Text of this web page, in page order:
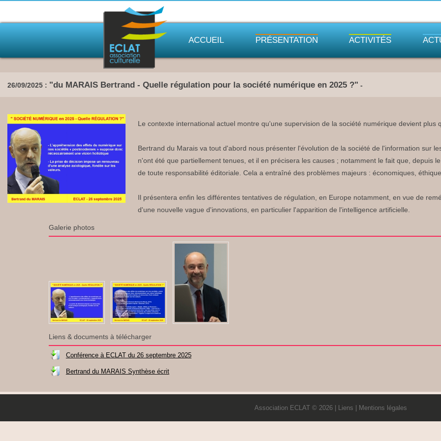
ACCUEIL PRÉSENTATION ACTIVITÉS
26/09/2025 : "du MARAIS Bertrand - Quelle régulation pour la société numérique en 2025 ?" -
Le contexte international actuel montre qu'une supervision de la société numérique devient plus
Bertrand du Marais va tout d'abord nous présenter l'évolution de la société de l'information sur
n'ont été que partiellement tenues, et il en précisera les causes ; notamment le fait que, depuis
de toute responsabilité éditoriale. Cela a entraîné des problèmes majeurs : économiques,
Il présentera enfin les différentes tentatives de régulation, en Europe notamment, en vue de
d'une nouvelle vague d'innovations, en particulier l'apparition de l'intelligence artificielle.
Galerie photos
Liens & documents à télécharger
Conférence à ECLAT du 26 septembre 2025
Bertrand du MARAIS Synthèse écrit
Association ECLAT © 2026 | Liens Mentions légales